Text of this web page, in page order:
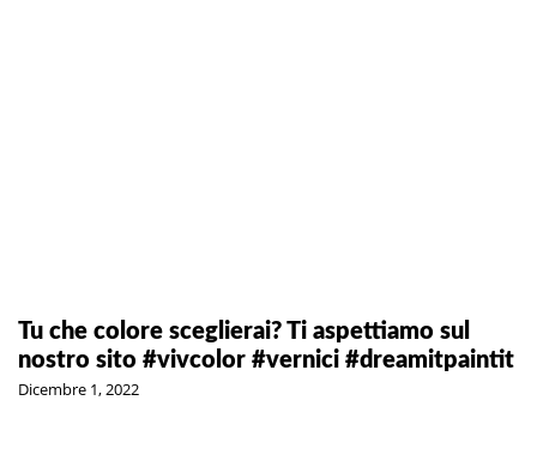
Tu che colore sceglierai? Ti aspettiamo sul
nostro sito #vivcolor #vernici #dreamitpaintit
Dicembre 1, 2022